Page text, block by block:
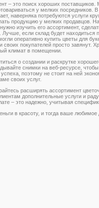
– это поиск хороших поставщиков.
у мелких посредников.
наверняка потребуются услуги
продукцию у мелких продавцов.
изучить его ассортимент,
Лучше, если склад будет
оперативно купить цветы для
своих покупателей просто завянут.
климат в помещении.
о создании и раскрутке
снимки на веб-ресурсе,
успеха, поэтому не стоит на ней
своих услуг.
расширять ассортимент
дополнительные услуги и
– это надежно, учитывая
в красоту, и тогда ваше